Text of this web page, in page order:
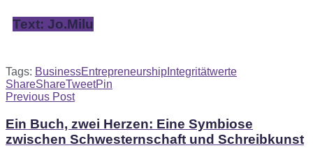
Text: Jo.Milu
Tags: BusinessEntrepreneurship Integritätwerte
ShareShareTweetPin
Previous Post
Ein Buch, zwei Herzen: Eine Symbiose
zwischen Schwesternschaft und Schreibkunst